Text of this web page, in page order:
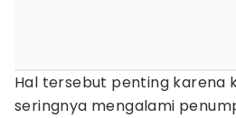
Hal tersebut penting karena
seringnya mengalami